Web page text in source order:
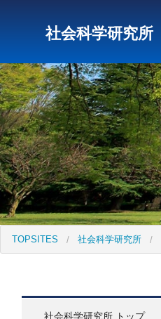
社会科学研究所
研究所トップ 教育研究所
TOPSITES 社会科学研究所
社会科学研究所 トップ